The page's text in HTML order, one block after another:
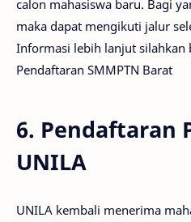
calon mahasiswa baru. Bagi
maka dapat mengikuti jalur
Informasi lebih lanjut silahkan
Pendaftaran SMMPTN Barat
6. Pendaftaran
UNILA
UNILA kembali menerima